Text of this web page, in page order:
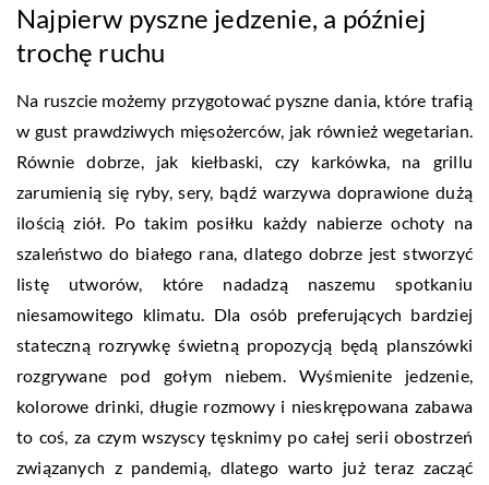
Najpierw pyszne jedzenie, a później
trochę ruchu
Na ruszcie możemy przygotować pyszne dania, które trafią
w gust prawdziwych mięsożerców, jak również wegetarian.
Równie dobrze, jak kiełbaski, czy karkówka, na grillu
zarumienią się ryby, sery, bądź warzywa doprawione dużą
ilością ziół. Po takim posiłku każdy nabierze ochoty na
szaleństwo do białego rana, dlatego dobrze jest stworzyć
listę utworów, które nadadzą naszemu spotkaniu
niesamowitego klimatu. Dla osób preferujących bardziej
stateczną rozrywkę świetną propozycją będą planszówki
rozgrywane pod gołym niebem. Wyśmienite jedzenie,
kolorowe drinki, długie rozmowy i nieskrępowana zabawa
to coś, za czym wszyscy tęsknimy po całej serii obostrzeń
związanych z pandemią, dlatego warto już teraz zacząć